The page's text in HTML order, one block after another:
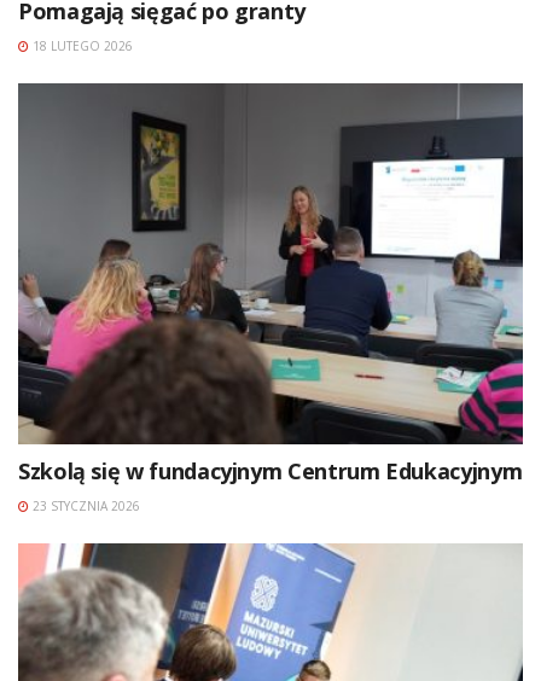
Pomagają sięgać po granty
18 LUTEGO 2026
Szkolą się w fundacyjnym Centrum Edukacyjnym
23 STYCZNIA 2026